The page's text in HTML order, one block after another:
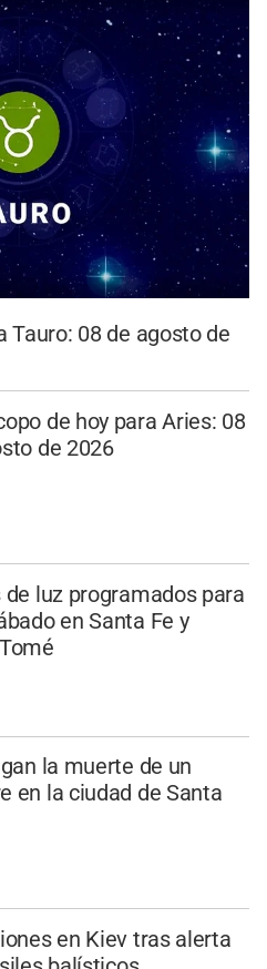
Tauro: 08 de agosto de
de hoy para Aries: 08
de 2026
de luz programados para
en Santa Fe y
la muerte de un
en la ciudad de Santa
en Kiev tras alerta